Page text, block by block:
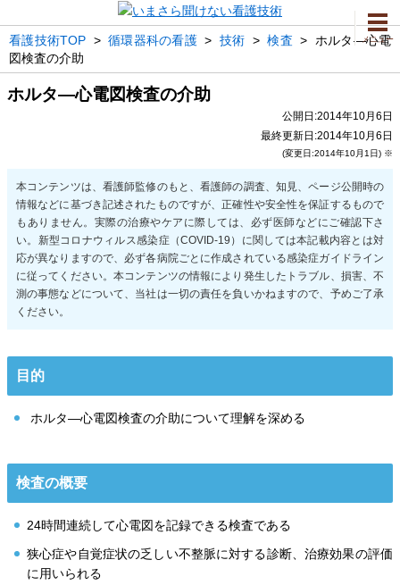
メニュー
看護技術TOP > 循環器科の看護> 技術 >検査 > ホルタ―心電
図検査の介助
ホルタ―心電図検査の介助
公開日:2014年10月6日
最終更新日:2014年10月6日
(変更日:2014年10月1日) ※
目的
ホルタ―心電図検査の介助について理解を深める
検査の概要
24時間連続して心電図を記録できる検査である
狭心症や自覚症状の乏しい不整脈に対する診断、治療効果の評価
に用いられる